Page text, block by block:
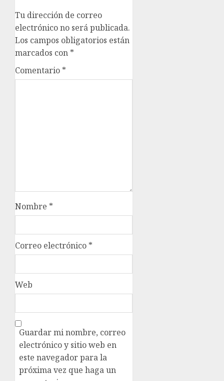
Tu dirección de correo
electrónico no será publicada.
Los campos obligatorios están
marcados con *
Comentario *
Nombre *
Correo electrónico *
Web
Guardar mi nombre, correo
electrónico y sitio web en
este navegador para la
próxima vez que haga un